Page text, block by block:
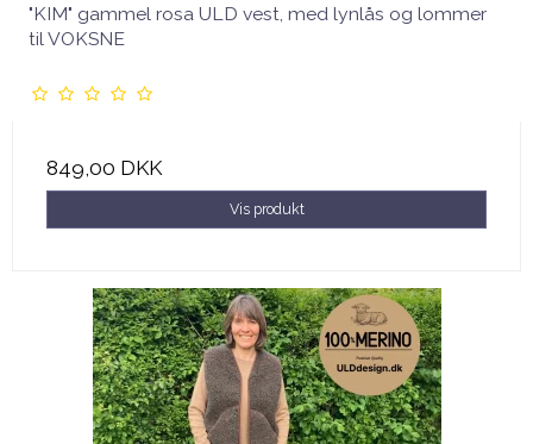
"KIM" gammel rosa ULD vest, med lynlås og lommer
til VOKSNE
849,00 DKK
Vis produkt